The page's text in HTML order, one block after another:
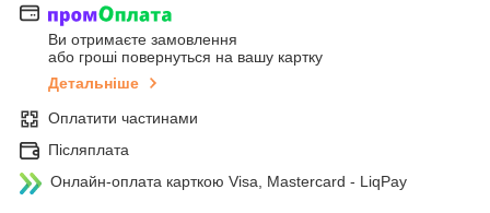
Ви отримаєте замовлення
або гроші повернуться на вашу картку
Детальніше
Оплатити частинами
Післяплата
Онлайн-оплата карткою Visa, Mastercard - LiqPay